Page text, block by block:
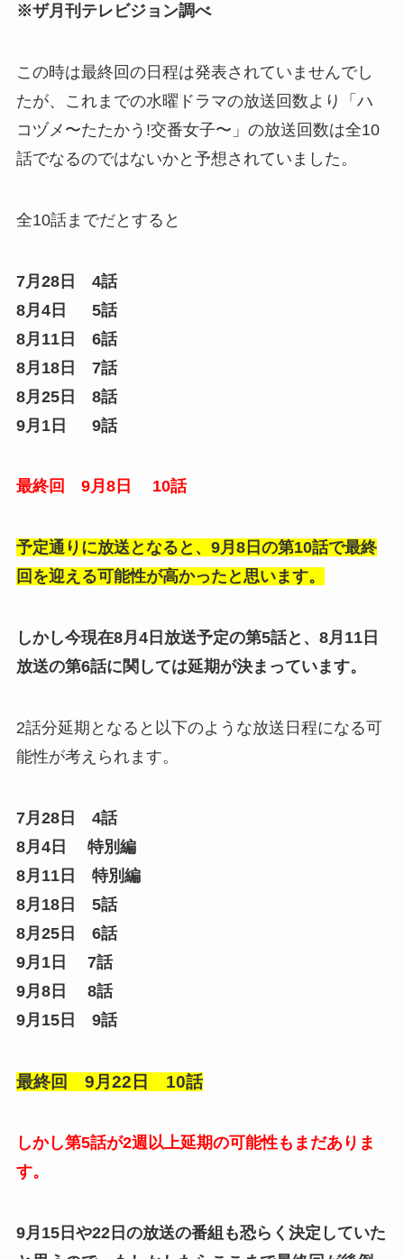
※ザ月刊テレビジョン調べ
この時は最終回の日程は発表されていませんでし
たが、これまでの水曜ドラマの放送回数より「ハ
コヅメ〜たたかう!交番女子〜」の放送回数は全10
話でなるのではないかと予想されていました。
全10話までだとすると
7月28日 4話
8月4日 5話
8月11日 6話
8月18日 7話
8月25日 8話
9月1日 9話
最終回 9月8日 10話
予定通りに放送となると、9月8日の第10話で最終
回を迎える可能性が高かったと思います。
しかし今現在8月4日放送予定の第5話と、8月11日
放送の第6話に関しては延期が決まっています。
2話分延期となると以下のような放送日程になる可
能性が考えられます。
7月28日 4話
8月4日 特別編
8月11日 特別編
8月18日 5話
8月25日 6話
9月1日 7話
9月8日 8話
9月15日 9話
最終回 9月22日 10話
しかし第5話が2週以上延期の可能性もまだありま
す。
9月15日や22日の放送の番組も恐らく決定していた